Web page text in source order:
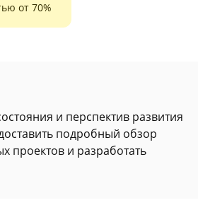
от 70%
и перспектив развития
подробный обзор
проектов и разработать